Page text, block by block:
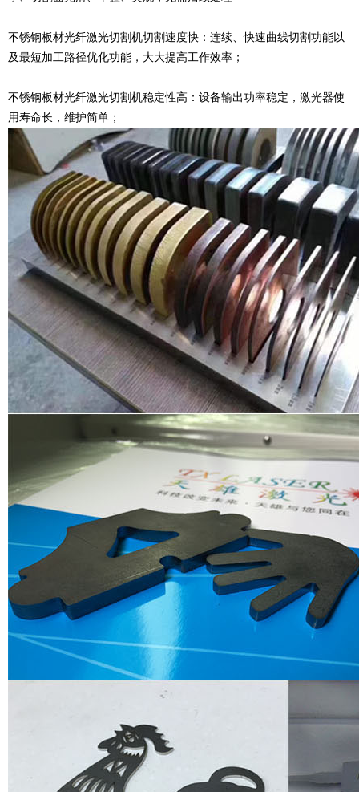
不锈钢板材光纤激光切割机切割速度快：连续、快速曲线切割功能以
及最短加工路径优化功能，大大提高工作效率；
不锈钢板材光纤激光切割机稳定性高：设备输出功率稳定，激光器使
用寿命长，维护简单；